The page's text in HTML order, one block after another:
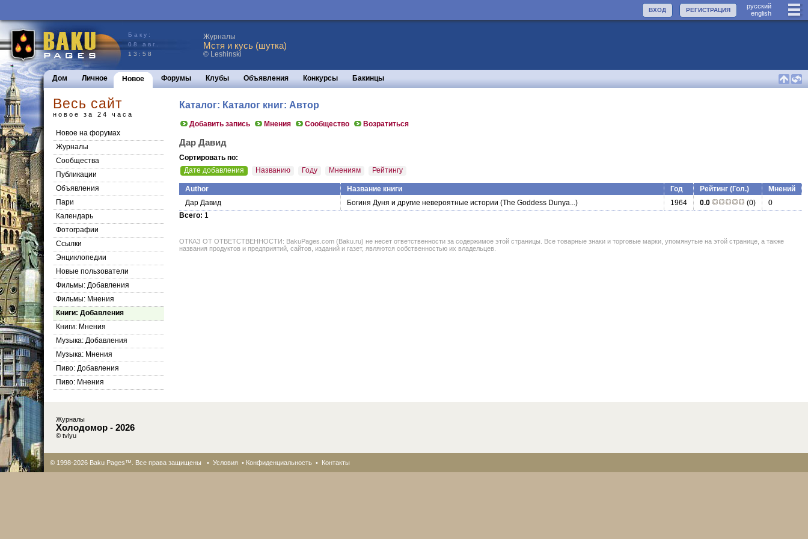
руccкий
english
РЕГИСТРАЦИЯ
ВХОД
Баку:
08 авг.
13:58
Журналы
Мстя и кусь (шутка)
© Leshinski
Дом Личное Новое Форумы Клубы Объявления Конкурсы Бакинцы
Весь сайт
новое за 24 часа
Новое на форумах
Журналы
Сообщества
Публикации
Объявления
Пари
Календарь
Фотографии
Ссылки
Энциклопедии
Новые пользователи
Фильмы: Добавления
Фильмы: Мнения
Книги: Добавления
Книги: Мнения
Музыка: Добавления
Музыка: Мнения
Пиво: Добавления
Пиво: Мнения
Каталог: Каталог книг: Автор
Добавить запись Мнения Сообщество Возратиться
Дар Давид
Сортировать по:
Дате добавления
Названию Году Мнениям Рейтингу
Author Название книги Год Рейтинг (Гол.)
Мнений
Дар Давид
Богиня Дуня и другие невероятные истории (The Goddess Dunya...) 1964 0.0 (0)
0
Всего: 1
ОТКАЗ ОТ ОТВЕТСТВЕННОСТИ: BakuPages.com (Baku.ru) не несет ответственности за содержимое этой страницы. Все товарные знаки и торговые марки, упомянутые на этой странице, а также
названия продуктов и предприятий, сайтов, изданий и газет, являются собственностью их владельцев.
Журналы
Холодомор - 2026
© tvlyu
© 1998-2026 Baku Pages™. Все права защищены • Условия • Конфиденциальность • Контакты